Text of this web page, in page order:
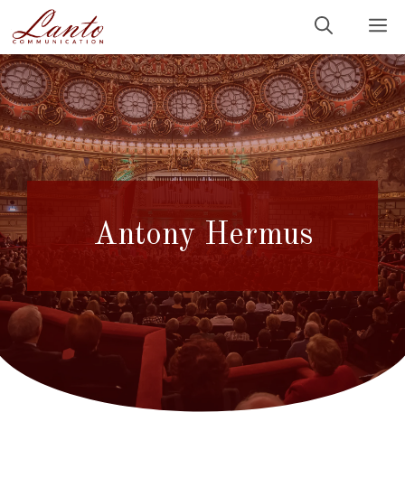
la
conținut
Antony Hermus